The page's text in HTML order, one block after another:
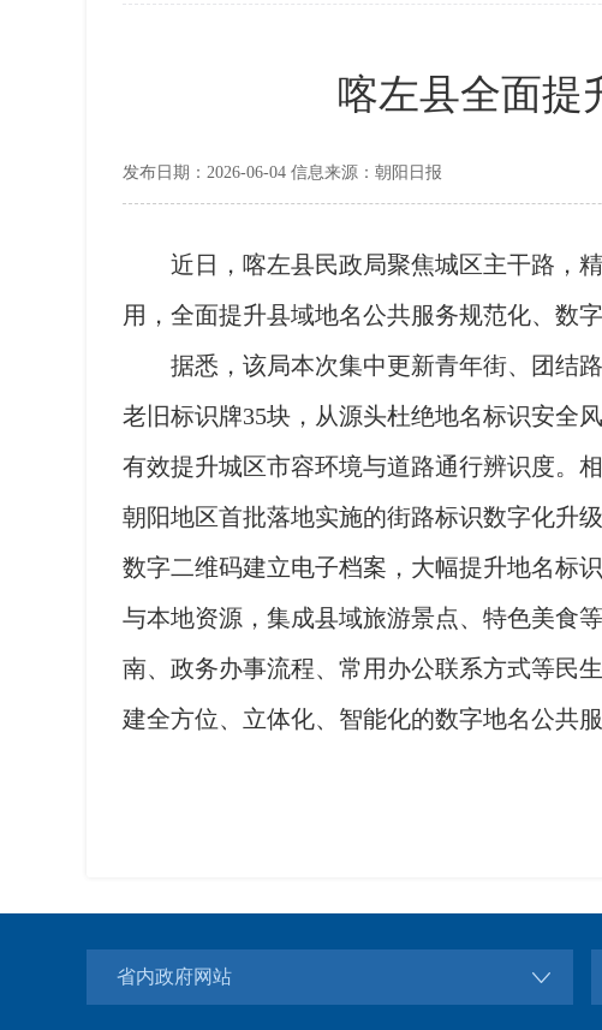
喀左县全面提
发布日期：2026-06-04 信息来源：朝阳日报
近日，喀左县民政局聚焦城区主干路，精
用，全面提升县域地名公共服务规范化、数
据悉，该局本次集中更新青年街、团结路
老旧标识牌35块，从源头杜绝地名标识安全
有效提升城区市容环境与道路通行辨识度。
朝阳地区首批落地实施的街路标识数字化升
数字二维码建立电子档案，大幅提升地名标
与本地资源，集成县域旅游景点、特色美食
南、政务办事流程、常用办公联系方式等民
建全方位、立体化、智能化的数字地名公共
省内政府网站